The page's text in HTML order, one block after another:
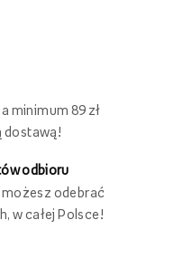
minimum 89 zł
dostawą!
odbioru
odebrać
w całej Polsce!